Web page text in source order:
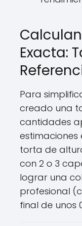
Exacta:
Para
creado una
cantidades
torta de
con 2 o 3
lograr una
profesional
final de unos